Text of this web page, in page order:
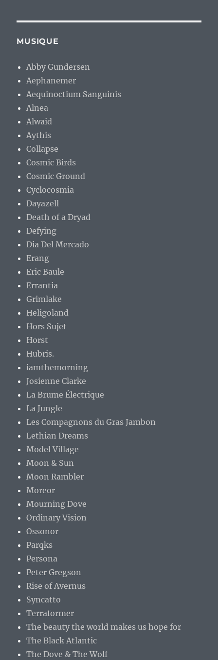
MUSIQUE
Abby Gundersen
Aephanemer
Aequinoctium Sanguinis
Alnea
Alwaid
Aythis
Collapse
Cosmic Birds
Cosmic Ground
Cyclocosmia
Dayazell
Death of a Dryad
Defying
Dia Del Mercado
Erang
Eric Baule
Errantia
Grimlake
Heligoland
Hors Sujet
Horst
Hubris.
iamthemorning
Josienne Clarke
La Brume Électrique
La Jungle
Les Compagnons du Gras Jambon
Lethian Dreams
Model Village
Moon & Sun
Moon Rambler
Moreor
Mourning Dove
Ordinary Vision
Ossonor
Parqks
Persona
Peter Gregson
Rise of Avernus
Syncatto
Terraformer
The beauty the world makes us hope for
The Black Atlantic
The Dove & The Wolf